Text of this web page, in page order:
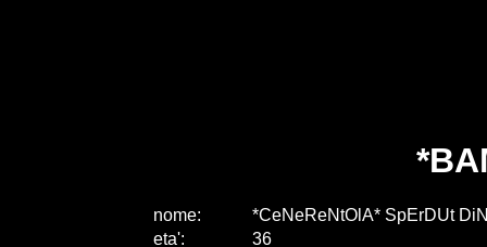
nome:
*CeNeReNtOlA* SpErDUt
eta':
36